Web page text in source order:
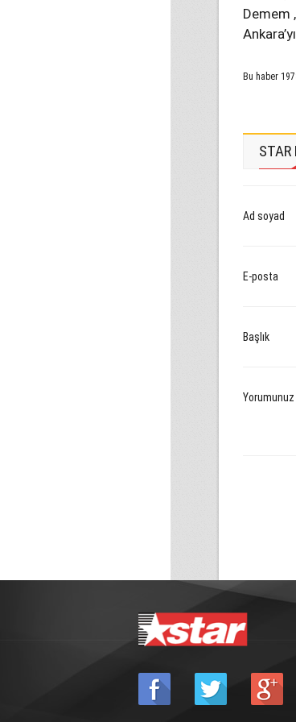
Demem
Bu haber
STAR
Ad soyad
E-posta
Başlık
Yorumunuz